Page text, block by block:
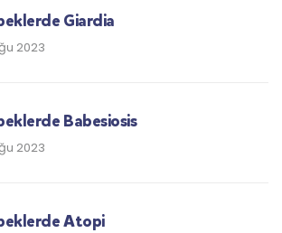
Giardia
2023
Babesiosis
2023
Atopi